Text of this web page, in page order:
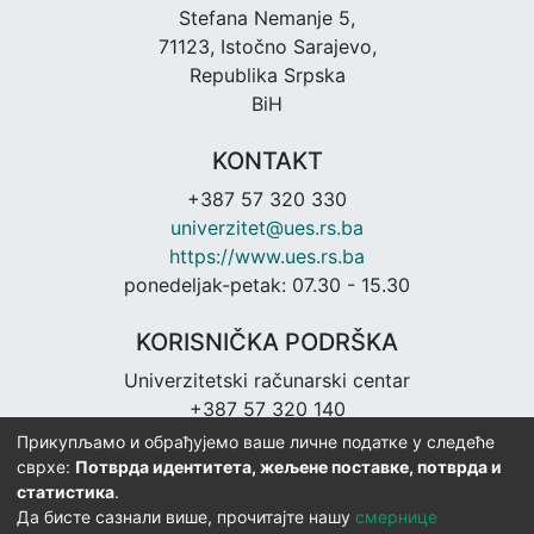
Stefana Nemanje 5,
71123, Istočno Sarajevo,
Republika Srpska
BiH
KONTAKT
+387 57 320 330
univerzitet@ues.rs.ba
https://www.ues.rs.ba
ponedeljak-petak: 07.30 - 15.30
KORISNIČKA PODRŠKA
Univerzitetski računarski centar
+387 57 320 140
urc@ues.rs.ba
https://urc.ues.rs.ba
Прикупљамо и обрађујемо ваше личне податке у следеће
сврхе: Потврда идентитета, жељене поставке, потврда и
статистика.
Да бисте сазнали више, прочитајте нашу смернице